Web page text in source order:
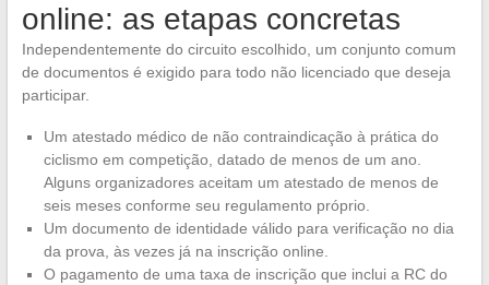
online: as etapas concretas
Independentemente do circuito escolhido, um conjunto comum
de documentos é exigido para todo não licenciado que deseja
participar.
Um atestado médico de não contraindicação à prática do
ciclismo em competição, datado de menos de um ano.
Alguns organizadores aceitam um atestado de menos de
seis meses conforme seu regulamento próprio.
Um documento de identidade válido para verificação no dia
da prova, às vezes já na inscrição online.
O pagamento de uma taxa de inscrição que inclui a RC do